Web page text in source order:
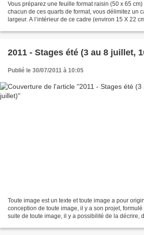
Vous préparez une feuille format raisin (50 x 65
chacun de ces quarts de format, vous délimitez un
largeur. A l’intérieur de ce cadre (environ 15 X 22
2011 - Stages été (3 au 8 juillet,
Publié le 30/07/2011 à 10:05
Toute image est un texte et toute image a pour
conception de toute image, il y a son projet, formulé
suite de toute image, il y a possibilité de la décrire,